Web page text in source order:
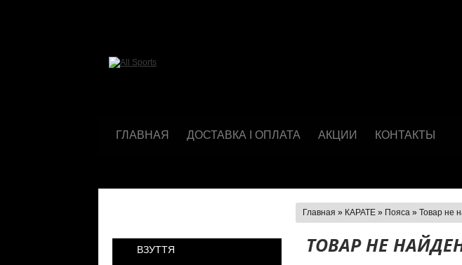
ГЛАВНАЯ ДОСТАВКА І ОПЛАТА АКЦИИ КОНТАКТЫ
ВЗУТТЯ
Главная » КАРАТЕ » Пояса » Товар не
ТОВАР НЕ